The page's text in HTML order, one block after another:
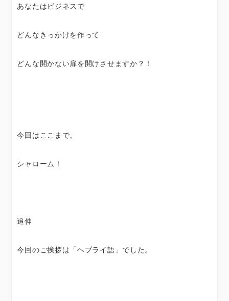
あなたはビジネスで
どんなきっかけを作って
どんな開かない扉を開けさせますか？！
今回はここまで。
シャローム！
追伸
今回のご挨拶は「ヘブライ語」でした。